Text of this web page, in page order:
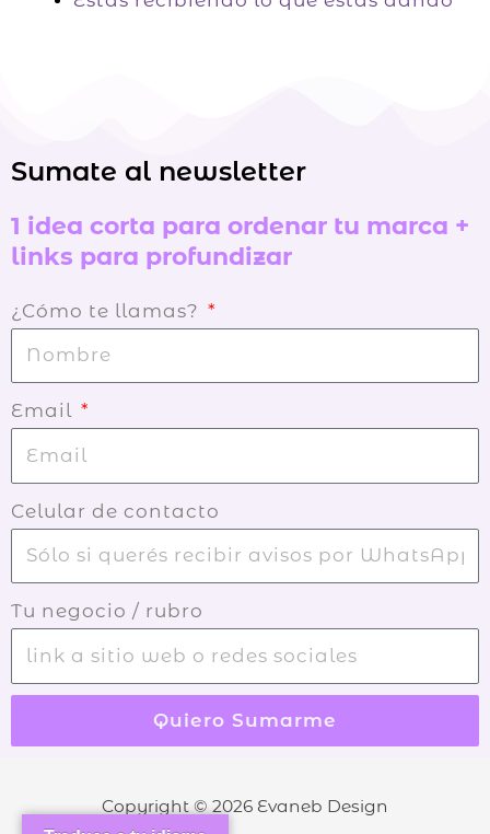
Sumate al newsletter
1 idea corta para ordenar tu marca +
links para profundizar
¿Cómo te llamas?
Email
Celular de contacto
Tu negocio / rubro
Quiero Sumarme
Copyright © 2026 Evaneb Design